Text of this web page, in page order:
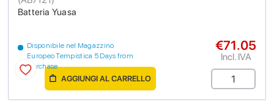
Batteria Yuasa
Disponibile nel Magazzino
Europeo Tempistica 5 Days from
purchase
€71.05
Incl. IVA
AGGIUNGI AL CARRELLO